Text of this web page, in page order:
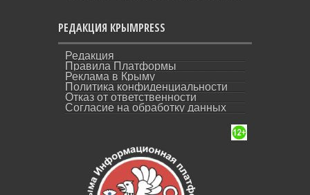
РЕДАКЦИЯ КРЫМPRESS
Редакция
Правила Платформы
Реклама в Крыму
Политика конфиденциальности
Отказ от ответственности
Согласие на обработку данных